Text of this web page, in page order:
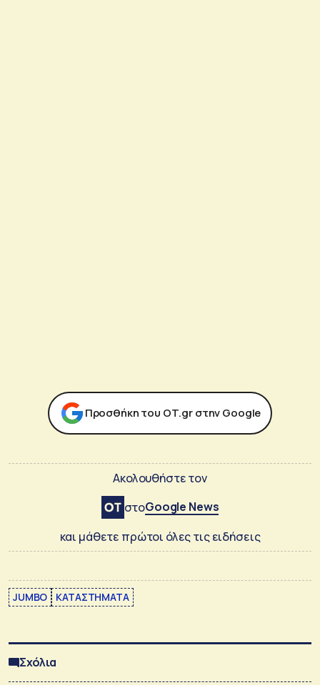
Προσθήκη του ΟΤ.gr στην Google
Ακολουθήστε τον
στοGoogle News
και μάθετε πρώτοι όλες τις ειδήσεις
JUMBO ΚΑΤΑΣΤΗΜΑΤΑ
Σχόλια